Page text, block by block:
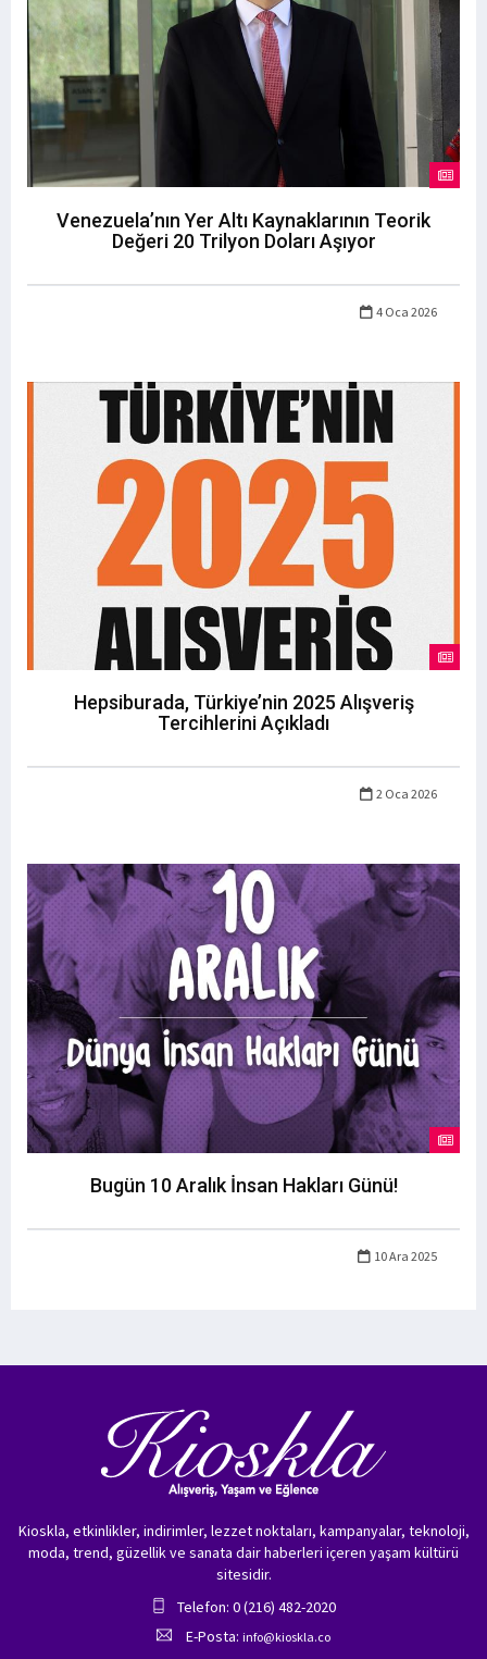
Venezuela’nın Yer Altı Kaynaklarının Teorik
Değeri 20 Trilyon Doları Aşıyor
4 Oca 2026
Hepsiburada, Türkiye’nin 2025 Alışveriş
Tercihlerini Açıkladı
2 Oca 2026
Bugün 10 Aralık İnsan Hakları Günü!
10 Ara 2025
Kioskla, etkinlikler, indirimler, lezzet noktaları, kampanyalar, teknoloji,
moda, trend, güzellik ve sanata dair haberleri içeren yaşam kültürü
sitesidir.
Telefon: 0 (216) 482-2020
E-Posta: info@kioskla.co